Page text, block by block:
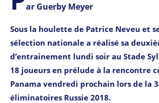
ar Guerby Meyer
Sous la houlette de Patrice Neveu et
sélection nationale a réalisé sa
d’entrainement lundi soir au Stade
18 joueurs en prélude à la rencontre
Panama vendredi prochain lors de la
éliminatoires Russie 2018.